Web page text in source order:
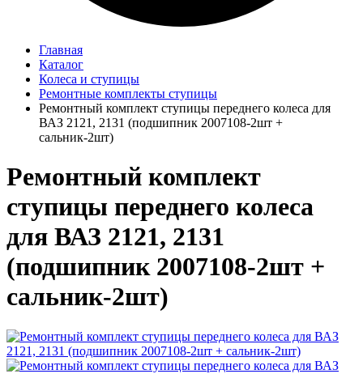
Главная
Каталог
Колеса и ступицы
Ремонтные комплекты ступицы
Ремонтный комплект ступицы переднего колеса для
ВАЗ 2121, 2131 (подшипник 2007108-2шт +
сальник-2шт)
Ремонтный комплект
ступицы переднего колеса
для ВАЗ 2121, 2131
(подшипник 2007108-2шт +
сальник-2шт)